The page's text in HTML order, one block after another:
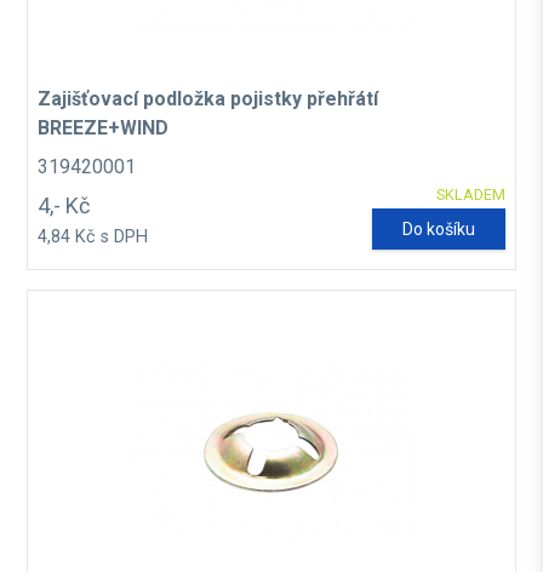
Zajišťovací podložka pojistky přehřátí
BREEZE+WIND
319420001
SKLADEM
4,- Kč
4,84 Kč s DPH Do košíku